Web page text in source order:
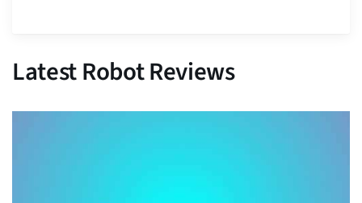
Latest Robot Reviews